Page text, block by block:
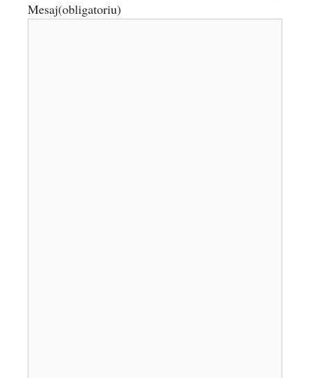
Mesaj(obligatoriu)